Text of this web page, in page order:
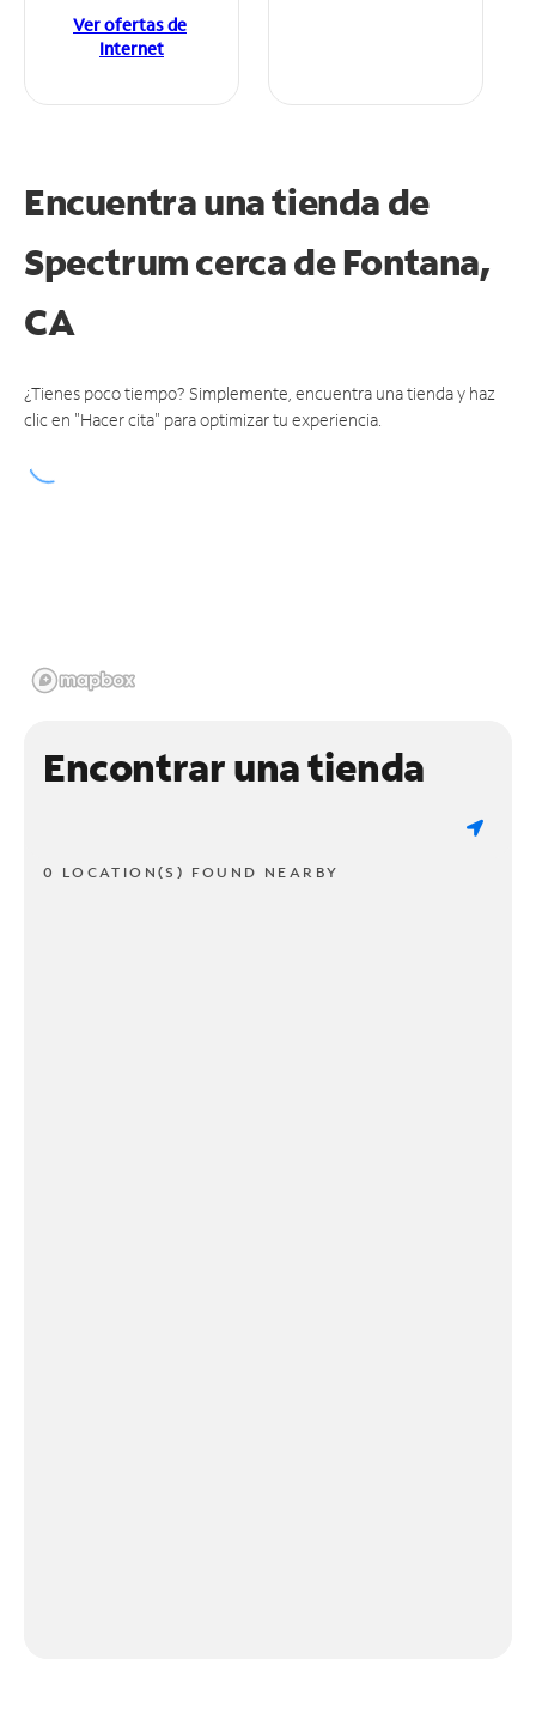
Ver ofertas de
Internet
Encuentra una tienda de
Spectrumcerca de Fontana,
CA
¿Tienes poco tiempo? Simplemente, encuentra una tienda y haz
clic en "Hacer cita" para optimizar tu experiencia.
Encontrar una tienda
0 LOCATION(S) FOUND NEARBY